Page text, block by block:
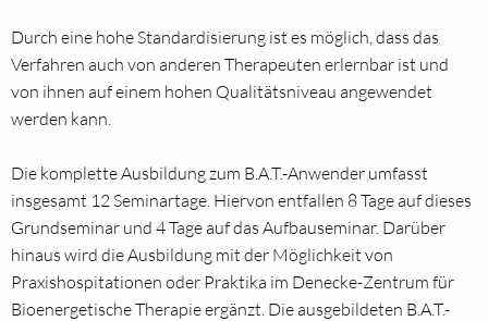
Durch eine hohe Standardisierung ist es möglich, dass das
Verfahren auch von anderen Therapeuten erlernbar ist und
von ihnen auf einem hohen Qualitätsniveau angewendet
werden kann.
Die komplette Ausbildung zum B.A.T.-Anwender umfasst
insgesamt 12 Seminartage. Hiervon entfallen 8 Tage auf dieses
Grundseminar und 4 Tage auf das Aufbauseminar. Darüber
hinaus wird die Ausbildung mit der Möglichkeit von
Praxishospitationen oder Praktika im Denecke-Zentrum für
Bioenergetische Therapie ergänzt. Die ausgebildeten B.A.T.-